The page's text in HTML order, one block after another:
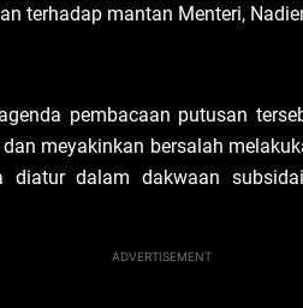
terhadap mantan Menteri,
pembacaan putusan
meyakinkan bersalah
diatur dalam dakwaan
ADVERTISEMENT